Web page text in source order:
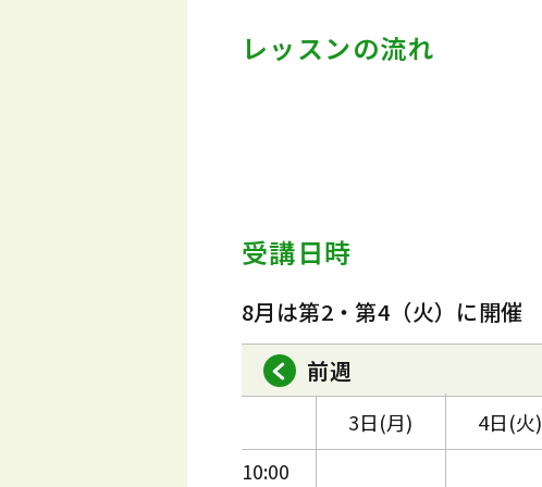
レッスンの流れ
受講日時
8月は第2・第4（火）に開催
前週
10:00
3日(月) 4日(火)